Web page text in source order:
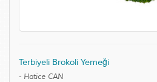
Terbiyeli Brokoli Yemeği
- Hatice CAN